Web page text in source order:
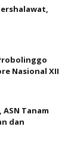
Nasional XII
Tanam
dan